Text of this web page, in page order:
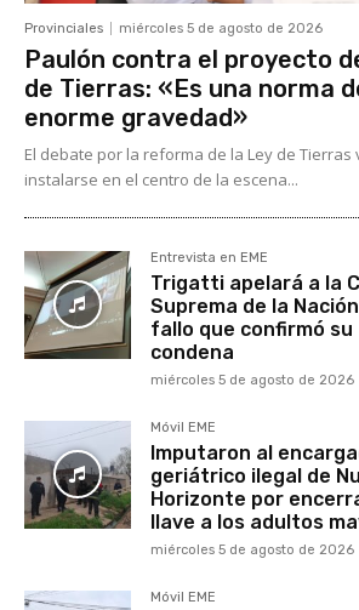
Provinciales miércoles 5 de agosto de 2026
Paulón contra el proyecto
de Tierras: «Es una norma
enorme gravedad»
El debate por la reforma de la Ley de Tierras
instalarse en el centro de la escena...
Entrevista en EME
Trigatti apelará a la
Suprema de la
fallo que confirmó su
condena
miércoles 5 de agosto de 2026
Móvil EME
Imputaron al
geriátrico ilegal de
Horizonte por
llave a los adultos
miércoles 5 de agosto de 2026
Móvil EME